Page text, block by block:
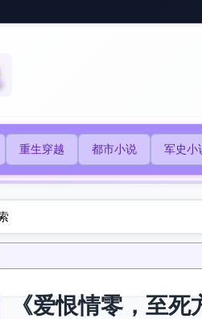
重生穿越 都市小说 军史小
《爱恨情零，至